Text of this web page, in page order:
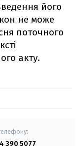
його
не може
поточного
акту.
390 5077